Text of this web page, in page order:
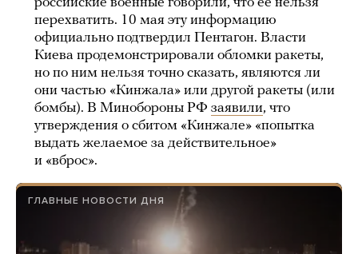
перехватить. 10 мая эту информацию
официально подтвердил Пентагон. Власти
Киева продемонстрировали обломки ракеты,
но по ним нельзя точно сказать, являются ли
они частью «Кинжала» или другой ракеты (или
бомбы). В Минобороны РФ заявили, что
утверждения о сбитом «Кинжале» «попытка
выдать желаемое за действительное»
и «вброс».
ГЛАВНЫЕ НОВОСТИ ДНЯ